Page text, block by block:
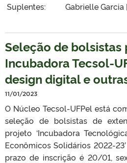
Suplentes: Gabrielle Garcia
Seleção de bolsistas
Incubadora Tecsol-
design digital e
11/01/2023
O Núcleo Tecsol-UFPel está
seleção de bolsistas de
projeto ‘Incubadora
Econômicos Solidários 2022-
prazo de inscrição é 20/01,